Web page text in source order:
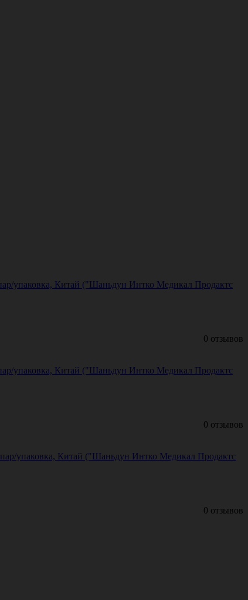
упаковка, Китай ("Шаньдун Интко Медикал Продактс
0 отзывов
упаковка, Китай ("Шаньдун Интко Медикал Продактс
0 отзывов
упаковка, Китай ("Шаньдун Интко Медикал Продактс
0 отзывов